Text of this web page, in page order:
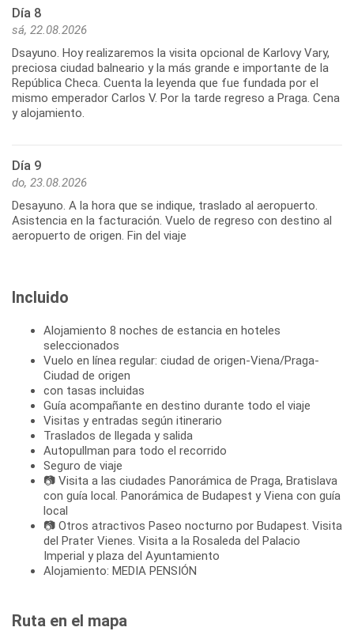
Día 8
sá, 22.08.2026
Dsayuno. Hoy realizaremos la visita opcional de Karlovy Vary,
preciosa ciudad balneario y la más grande e importante de la
República Checa. Cuenta la leyenda que fue fundada por el
mismo emperador Carlos V. Por la tarde regreso a Praga. Cena
y alojamiento.
Día 9
do, 23.08.2026
Desayuno. A la hora que se indique, traslado al aeropuerto.
Asistencia en la facturación. Vuelo de regreso con destino al
aeropuerto de origen. Fin del viaje
Incluido
Alojamiento 8 noches de estancia en hoteles
seleccionados
Vuelo en línea regular: ciudad de origen-Viena/Praga-
Ciudad de origen
con tasas incluidas
Guía acompañante en destino durante todo el viaje
Visitas y entradas según itinerario
Traslados de llegada y salida
Autopullman para todo el recorrido
Seguro de viaje
📷 Visita a las ciudades Panorámica de Praga, Bratislava
con guía local. Panorámica de Budapest y Viena con guía
local
📷 Otros atractivos Paseo nocturno por Budapest. Visita
del Prater Vienes. Visita a la Rosaleda del Palacio
Imperial y plaza del Ayuntamiento
Alojamiento: MEDIA PENSIÓN
Ruta en el mapa